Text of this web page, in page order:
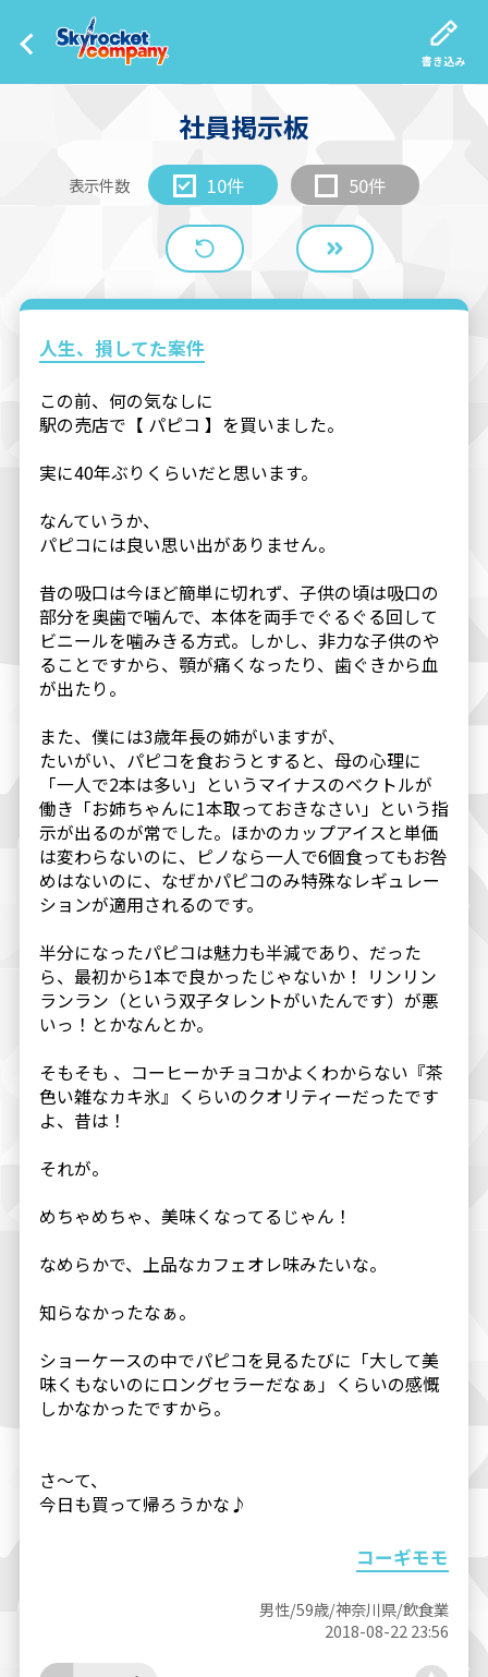
書き込み
社員掲示板
表示件数 10件 50件
人生、損してた案件
この前、何の気なしに
駅の売店で【 パピコ 】を買いました。
実に40年ぶりくらいだと思います。
なんていうか、
パピコには良い思い出がありません。
昔の吸口は今ほど簡単に切れず、子供の頃は吸口の
部分を奥歯で噛んで、本体を両手でぐるぐる回して
ビニールを噛みきる方式。しかし、非力な子供のや
ることですから、顎が痛くなったり、歯ぐきから血
が出たり。
また、僕には3歳年長の姉がいますが、
たいがい、パピコを食おうとすると、母の心理に
「一人で2本は多い」というマイナスのベクトルが
働き「お姉ちゃんに1本取っておきなさい」という指
示が出るのが常でした。ほかのカップアイスと単価
は変わらないのに、ピノなら一人で6個食ってもお咎
めはないのに、なぜかパピコのみ特殊なレギュレー
ションが適用されるのです。
半分になったパピコは魅力も半減であり、だった
ら、最初から1本で良かったじゃないか！ リンリン
ランラン（という双子タレントがいたんです）が悪
いっ！とかなんとか。
そもそも 、コーヒーかチョコかよくわからない『茶
色い雑なカキ氷』くらいのクオリティーだったです
よ、昔は！
それが。
めちゃめちゃ、美味くなってるじゃん！
なめらかで、上品なカフェオレ味みたいな。
知らなかったなぁ。
ショーケースの中でパピコを見るたびに「大して美
味くもないのにロングセラーだなぁ」くらいの感慨
しかなかったですから。
さ～て、
今日も買って帰ろうかな♪
コーギモモ
男性/59歳/神奈川県/飲食業
2018-08-22 23:56